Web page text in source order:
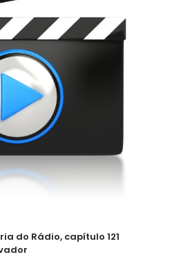
do Rádio, capítulo 121